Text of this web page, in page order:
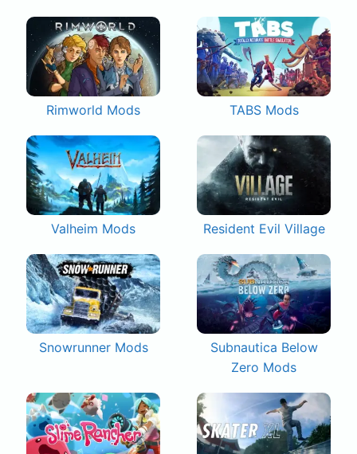
Rimworld Mods TABS Mods
Valheim Mods Resident Evil Village
Snowrunner Mods
Subnautica Below
Zero Mods